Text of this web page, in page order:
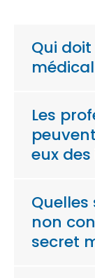
Qui
Les
eux
non
secret